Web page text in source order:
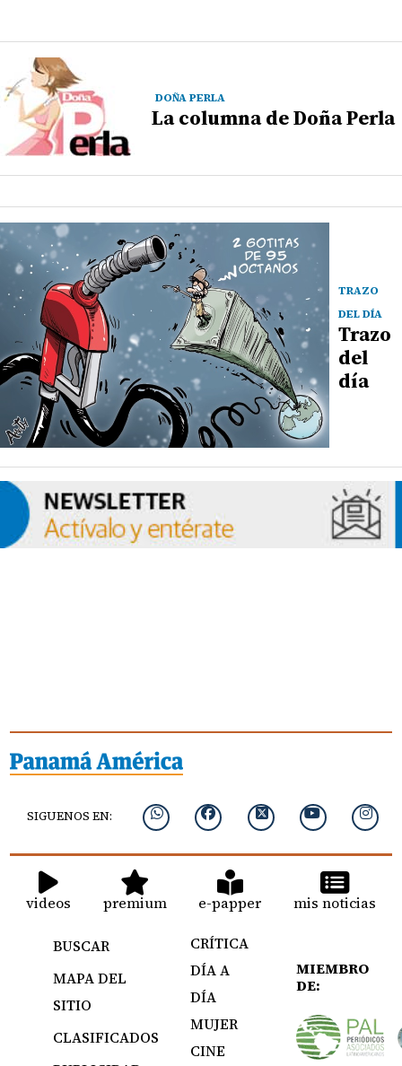
DOÑA PERLA
La columna de Doña Perla
TRAZO
DEL DÍA
Trazo
del
día
SIGUENOS EN:
videos premium e-papper mis noticias
BUSCAR
MAPA DEL
SITIO
CLASIFICADOS
CRÍTICA
DÍA A
DÍA
MUJER
CINE
MIEMBRO
DE: